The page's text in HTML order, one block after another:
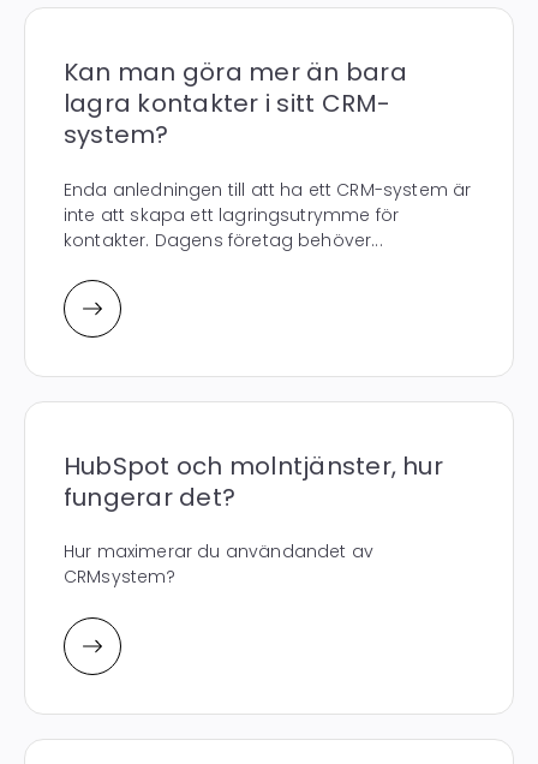
Kan man göra mer än bara
lagra kontakter i sitt CRM-
system?
Enda anledningen till att ha ett CRM-system är
inte att skapa ett lagringsutrymme för
kontakter. Dagens företag behöver...
HubSpot och molntjänster, hur
fungerar det?
Hur maximerar du användandet av
CRMsystem?